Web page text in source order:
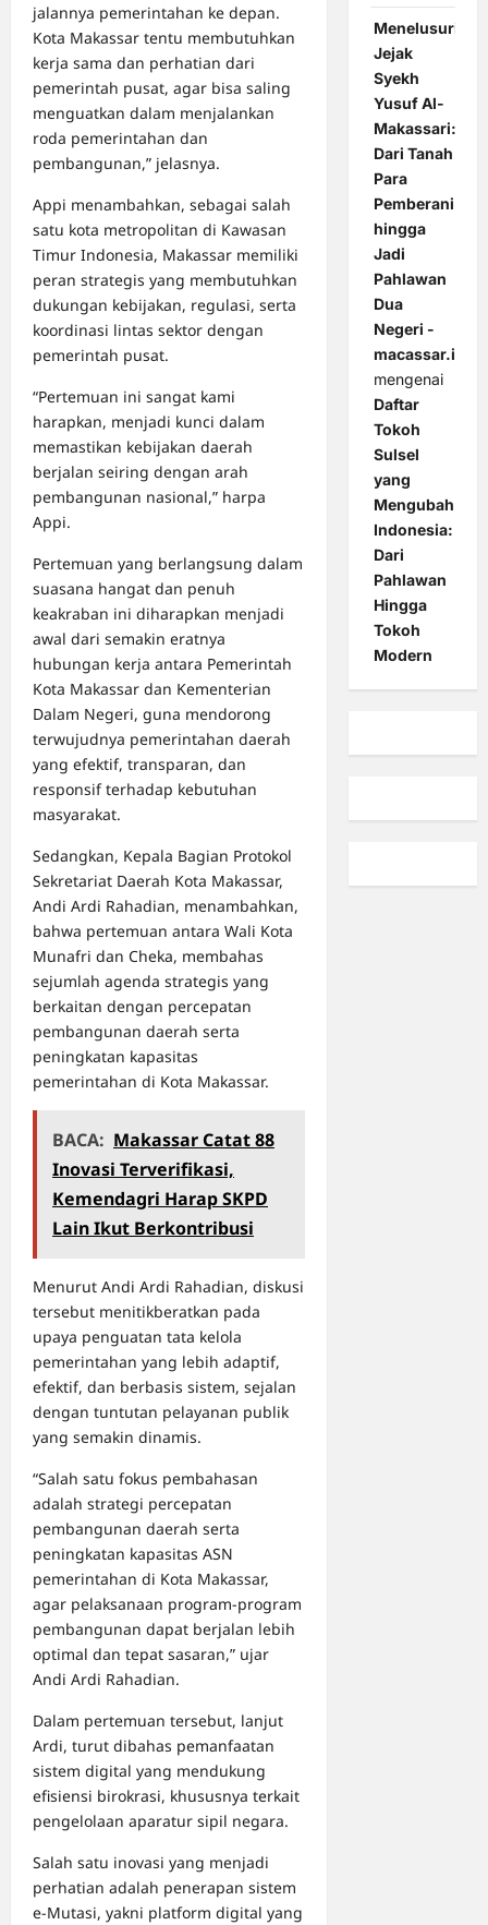
jalannya pemerintahan ke depan.
Kota Makassar tentu membutuhkan
kerja sama dan perhatian dari
pemerintah pusat, agar bisa saling
menguatkan dalam menjalankan
roda pemerintahan dan
pembangunan,” jelasnya.
Appi menambahkan, sebagai salah
satu kota metropolitan di Kawasan
Timur Indonesia, Makassar memiliki
peran strategis yang membutuhkan
dukungan kebijakan, regulasi, serta
koordinasi lintas sektor dengan
pemerintah pusat.
“Pertemuan ini sangat kami
harapkan, menjadi kunci dalam
memastikan kebijakan daerah
berjalan seiring dengan arah
pembangunan nasional,” harpa
Appi.
Pertemuan yang berlangsung dalam
suasana hangat dan penuh
keakraban ini diharapkan menjadi
awal dari semakin eratnya
hubungan kerja antara Pemerintah
Kota Makassar dan Kementerian
Dalam Negeri, guna mendorong
terwujudnya pemerintahan daerah
yang efektif, transparan, dan
responsif terhadap kebutuhan
masyarakat.
Sedangkan, Kepala Bagian Protokol
Sekretariat Daerah Kota Makassar,
Andi Ardi Rahadian, menambahkan,
bahwa pertemuan antara Wali Kota
Munafri dan Cheka, membahas
sejumlah agenda strategis yang
berkaitan dengan percepatan
pembangunan daerah serta
peningkatan kapasitas
pemerintahan di Kota Makassar.
BACA: Makassar Catat 88
Inovasi Terverifikasi,
Kemendagri Harap SKPD
Lain Ikut Berkontribusi
Menurut Andi Ardi Rahadian, diskusi
tersebut menitikberatkan pada
upaya penguatan tata kelola
pemerintahan yang lebih adaptif,
efektif, dan berbasis sistem, sejalan
dengan tuntutan pelayanan publik
yang semakin dinamis.
“Salah satu fokus pembahasan
adalah strategi percepatan
pembangunan daerah serta
peningkatan kapasitas ASN
pemerintahan di Kota Makassar,
agar pelaksanaan program-program
pembangunan dapat berjalan lebih
optimal dan tepat sasaran,” ujar
Andi Ardi Rahadian.
Dalam pertemuan tersebut, lanjut
Ardi, turut dibahas pemanfaatan
sistem digital yang mendukung
efisiensi birokrasi, khususnya terkait
pengelolaan aparatur sipil negara.
Salah satu inovasi yang menjadi
perhatian adalah penerapan sistem
e-Mutasi, yakni platform digital yang
Menelusuri
Jejak
Syekh
Yusuf Al-
Makassari:
Dari Tanah
Para
Pemberani
hingga
Jadi
Pahlawan
Dua
Negeri -
macassar.id
mengenai
Daftar
Tokoh
Sulsel
yang
Mengubah
Indonesia:
Dari
Pahlawan
Hingga
Tokoh
Modern